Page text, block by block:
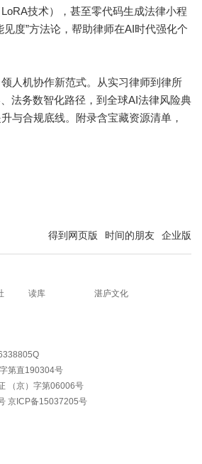
技术），甚至零代码生成法律小程
见度”方法论，帮助律师在AI时代强化个
人机协作新范式。从实习律师到律所
法务数智化路径，到全球AI法律风险典
与合规底线。附录含宝藏资源清单，
得到网页版 时间的朋友 企业版
读库
湛庐文化
第直190304号
（京）字第06006号
京ICP备15037205号